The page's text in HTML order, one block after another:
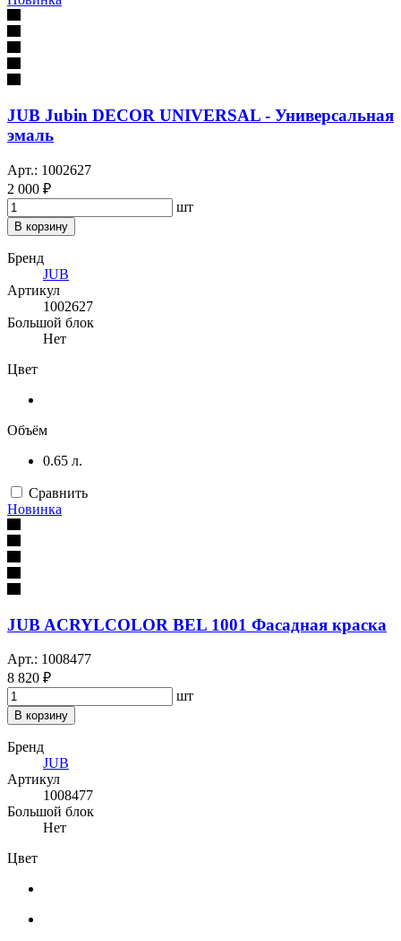
JUB Jubin DECOR UNIVERSAL - Универсальная
эмаль
Арт.: 1002627
2 000 ₽
шт
В корзину
Бренд
JUB
Артикул
1002627
Большой блок
Нет
Цвет
Объём
0.65 л.
Сравнить
Новинка
JUB ACRYLCOLOR BEL 1001 Фасадная краска
Арт.: 1008477
8 820 ₽
шт
В корзину
Бренд
JUB
Артикул
1008477
Большой блок
Нет
Цвет